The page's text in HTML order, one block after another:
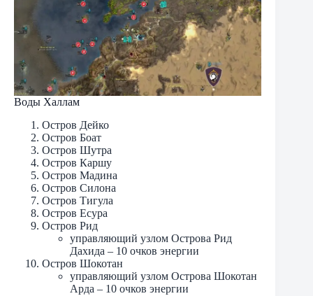
Воды Халлам
Остров Дейко
Остров Боат
Остров Шутра
Остров Каршу
Остров Мадина
Остров Силона
Остров Тигула
Остров Есура
Остров Рид
управляющий узлом Острова Рид
Дахида – 10 очков энергии
Остров Шокотан
управляющий узлом Острова Шокотан
Арда – 10 очков энергии